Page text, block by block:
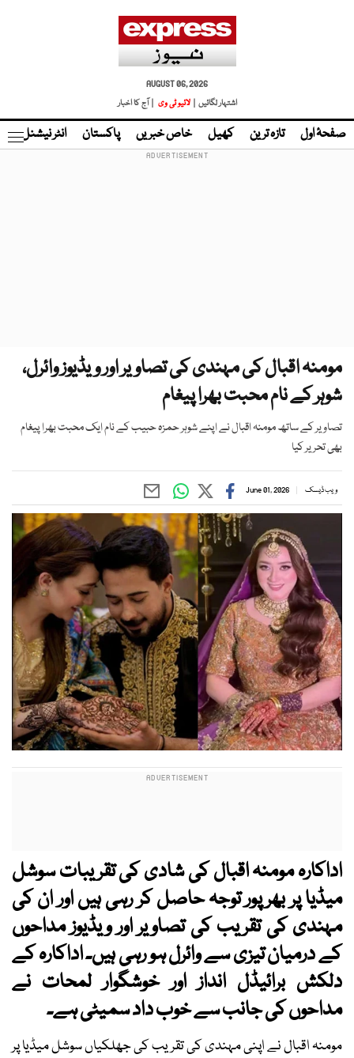
AUGUST 06, 2026
اشتہار لگائیں |
لائیو ٹی وی | آج کا اخبار
صفحۂ اول تازہ ترین کھیل خاص خبریں پاکستان انٹر نیشنل
مومنہ اقبال کی مہندی کی تصاویر اور ویڈیوز وائرل،
شوہر کے نام محبت بھرا پیغام
تصاویر کے ساتھ مومنہ اقبال نے اپنے شوہر حمزہ حبیب کے نام ایک محبت بھرا پیغام
بھی تحریر کیا
ویب ڈیسک June 01, 2026
اداکارہ مومنہ اقبال کی شادی کی تقریبات سوشل
میڈیا پر بھرپور توجہ حاصل کر رہی ہیں اور ان کی
مہندی کی تقریب کی تصاویر اور ویڈیوز مداحوں
کے درمیان تیزی سے وائرل ہو رہی ہیں۔ اداکارہ کے
دلکش برائیڈل انداز اور خوشگوار لمحات نے
مداحوں کی جانب سے خوب داد سمیٹی ہے۔
مومنہ اقبال نے اپنی مہندی کی تقریب کی جھلکیاں سوشل میڈیا پر